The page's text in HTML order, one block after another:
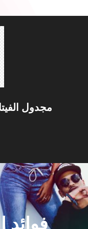
مجدول
فوائد